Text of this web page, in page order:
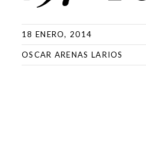
18 ENERO, 2014
OSCAR ARENAS LARIOS